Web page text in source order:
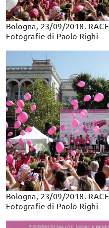
Bologna, 23/09/2018.
Fotografie di Paolo Righi
Bologna, 23/09/2018. RACE
Fotografie di Paolo Righi